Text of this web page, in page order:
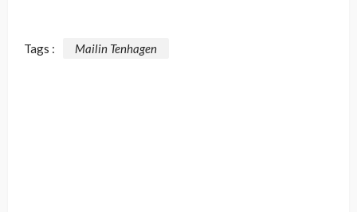
Tags : Mailin Tenhagen